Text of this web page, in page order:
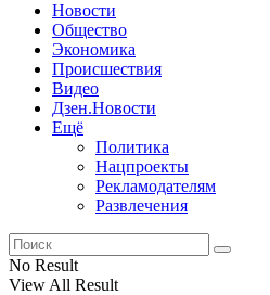
Новости
Общество
Экономика
Происшествия
Видео
Дзен.Новости
Ещё
Политика
Нацпроекты
Рекламодателям
Развлечения
No Result
View All Result